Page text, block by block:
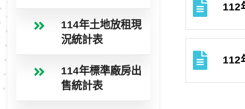
114年土地放租現
況統計表
114年標準廠房出
售統計表
112
112